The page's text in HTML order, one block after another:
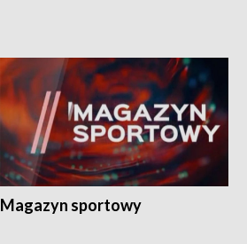
Magazyn sportowy